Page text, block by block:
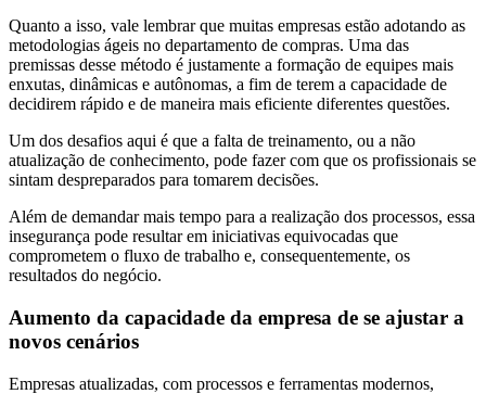
Quanto a isso, vale lembrar que muitas empresas estão adotando as
metodologias ágeis no departamento de compras. Uma das
premissas desse método é justamente a formação de equipes mais
enxutas, dinâmicas e autônomas, a fim de terem a capacidade de
decidirem rápido e de maneira mais eficiente diferentes questões.
Um dos desafios aqui é que a falta de treinamento, ou a não
atualização de conhecimento, pode fazer com que os profissionais se
sintam despreparados para tomarem decisões.
Além de demandar mais tempo para a realização dos processos, essa
insegurança pode resultar em iniciativas equivocadas que
comprometem o fluxo de trabalho e, consequentemente, os
resultados do negócio.
Aumento da capacidade da empresa de se ajustar a
novos cenários
Empresas atualizadas, com processos e ferramentas modernos,